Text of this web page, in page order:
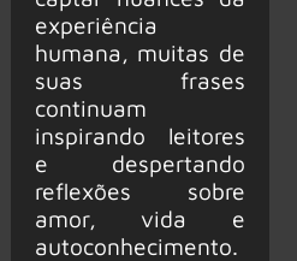
experiência
humana, muitas de
suas frases
continuam
inspirando leitores
e despertando
reflexões sobre
amor, vida e
autoconhecimento.